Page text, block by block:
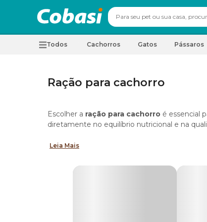
Todos Cachorros Gatos Pássaros
Ração para cachorro
Escolher a ração para cachorro é essencial
diretamente no equilíbrio nutricional e na
Para facilitar essa escolha, a
Leia Mais